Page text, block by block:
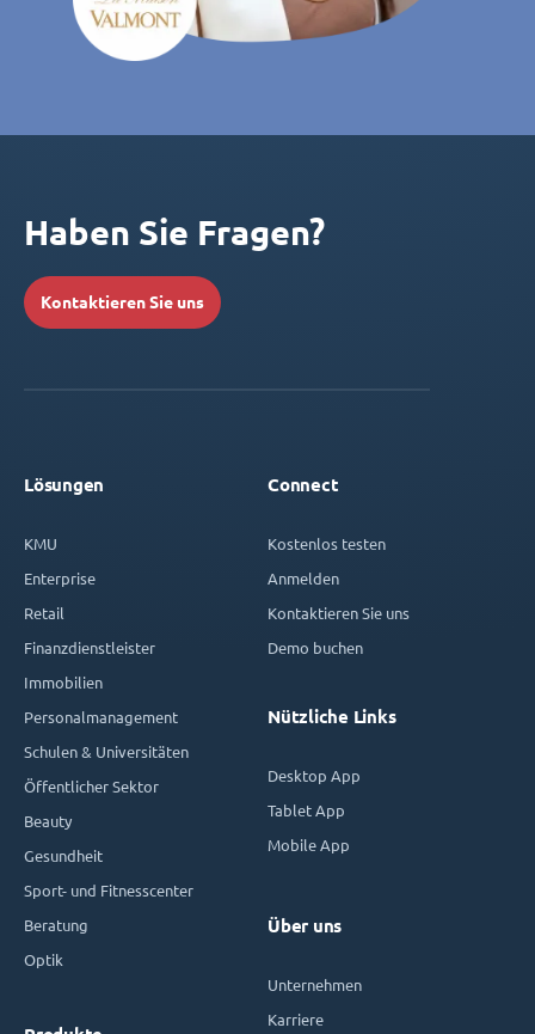
Haben Sie Fragen?
Kontaktieren Sie uns
Lösungen
KMU
Enterprise
Retail
Finanzdienstleister
Immobilien
Personalmanagement
Schulen & Universitäten
Öffentlicher Sektor
Beauty
Gesundheit
Sport- und Fitnesscenter
Beratung
Optik
Connect
Kostenlos testen
Anmelden
Kontaktieren Sie uns
Demo buchen
Nützliche Links
Desktop App
Tablet App
Mobile App
Über uns
Unternehmen
Karriere